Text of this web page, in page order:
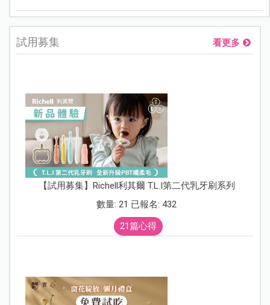
試用募集 看更多
【試用募集】Richell利其爾 T.L.I第二代乳牙刷系列
數量: 21 已報名: 432
21篇心得